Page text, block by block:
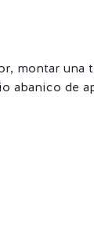
montar una
abanico de